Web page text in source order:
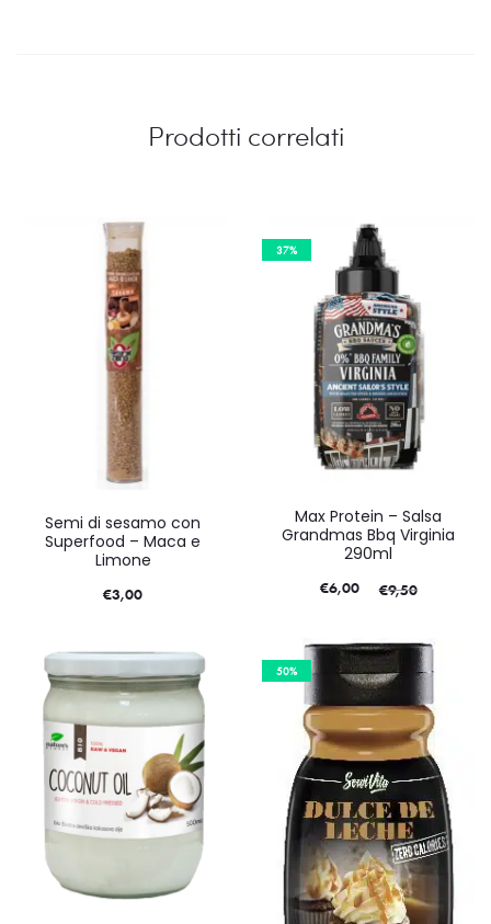
Prodotti correlati
Semi di sesamo con
Superfood – Maca e
Limone
€3,00
37%
Max Protein – Salsa
Grandmas Bbq Virginia
290ml
€9,50
€6,00
50%